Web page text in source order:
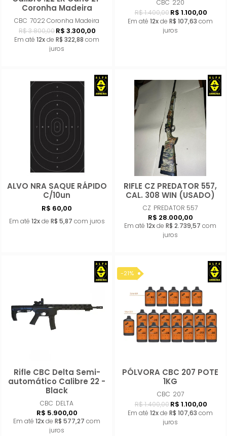
Coronha Madeira
CBC 7022 Coronha Madeira
R$ 3.800,00R$ 3.300,00
Em até 12xde R$ 322,88 com
juros
CBC 220
R$ 1.400,00 R$ 1.100,00
Em até 12xde R$ 107,63 com
juros
ALVO NRA SAQUE RÁPIDO
C/10un
R$ 60,00
Em até 12xde R$ 5,87 com juros
Comprar
RIFLE CZ PREDATOR 557,
CAL. 308 WIN (USADO)
CZ PREDATOR 557
R$ 28.000,00
Em até 12xde R$ 2.739,57 com
juros
Rifle CBC Delta Semi-
automático Calibre 22 -
Black
CBC DELTA
R$ 5.900,00
Em até 12xde R$ 577,27 com
juros
Comprar
-21%
PÓLVORA CBC 207 POTE
1KG
CBC 207
R$ 1.400,00 R$ 1.100,00
Em até 12xde R$ 107,63 com
juros